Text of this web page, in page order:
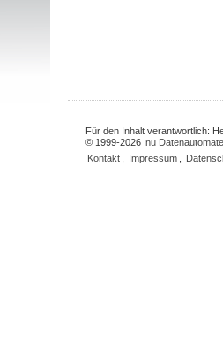
Für den Inhalt verantwortlich:
© 1999-2026 nu
Kontakt
Impressum